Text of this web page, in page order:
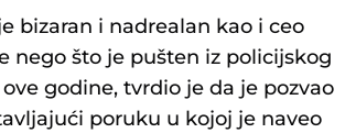
bizaran i nadrealan kao i ceo
nego što je pušten iz policijskog
godine, tvrdio je da je pozvao
poruku u kojoj je naveo